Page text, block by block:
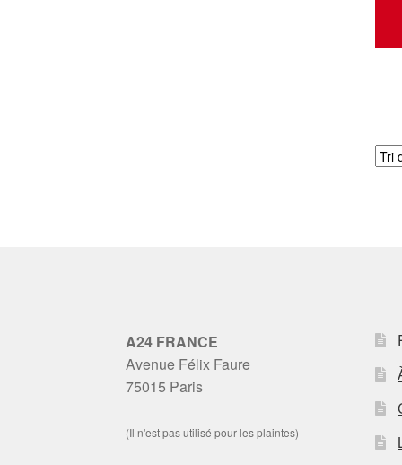
A24 FRANCE
Avenue Félix Faure
75015 Paris
(Il n'est pas utilisé pour les plaintes)